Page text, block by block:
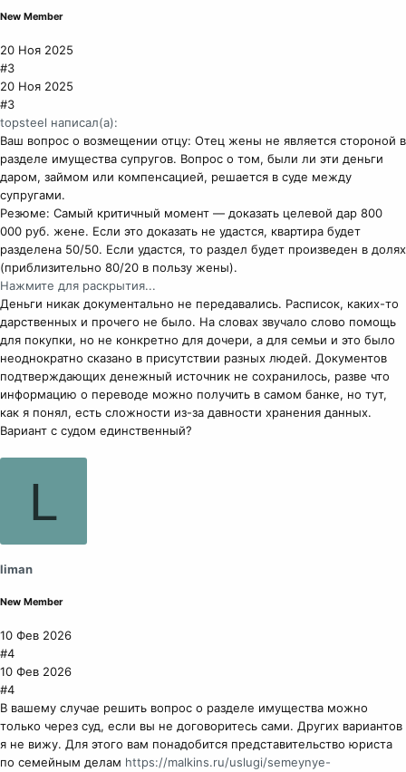
New Member
20 Ноя 2025
#3
20 Ноя 2025
#3
topsteel написал(а):
Ваш вопрос о возмещении отцу: Отец жены не является стороной в
разделе имущества супругов. Вопрос о том, были ли эти деньги
даром, займом или компенсацией, решается в суде между
супругами.
Резюме: Самый критичный момент — доказать целевой дар 800
000 руб. жене. Если это доказать не удастся, квартира будет
разделена 50/50. Если удастся, то раздел будет произведен в долях
(приблизительно 80/20 в пользу жены).
Нажмите для раскрытия...
Деньги никак документально не передавались. Расписок, каких-то
дарственных и прочего не было. На словах звучало слово помощь
для покупки, но не конкретно для дочери, а для семьи и это было
неоднократно сказано в присутствии разных людей. Документов
подтверждающих денежный источник не сохранилось, разве что
информацию о переводе можно получить в самом банке, но тут,
как я понял, есть сложности из-за давности хранения данных.
Вариант с судом единственный?
L
liman
New Member
10 Фев 2026
#4
10 Фев 2026
#4
В вашему случае решить вопрос о разделе имущества можно
только через суд, если вы не договоритесь сами. Других вариантов
я не вижу. Для этого вам понадобится представительство юриста
по семейным делам https://malkins.ru/uslugi/semeynye-